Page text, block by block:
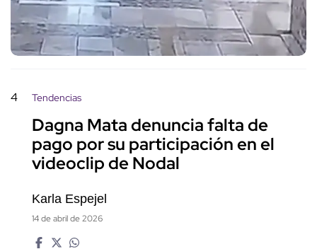
4 Tendencias
Dagna Mata denuncia falta de
pago por su participación en el
videoclip de Nodal
Karla Espejel
14 de abril de 2026